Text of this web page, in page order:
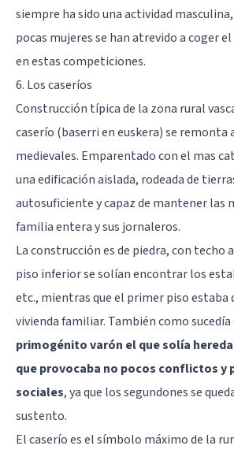
siempre ha sido una actividad
pocas mujeres se han atrevido a coger
en estas competiciones.
6. Los caseríos
Construcción típica de la zona rural
caserío (baserri en euskera) se remonta
medievales. Emparentado con el mas
una edificación aislada, rodeada de
autosuficiente y capaz de mantener las
familia entera y sus jornaleros.
La construcción es de piedra, con techo
piso inferior se solían encontrar los
etc., mientras que el primer piso estaba
vivienda familiar. También como
primogénito varón el que solía
que provocaba no pocos conflictos y
sociales, ya que los segundones se
sustento.
El caserío es el símbolo máximo de la